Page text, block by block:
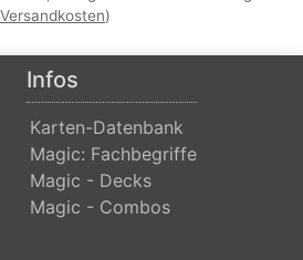
Versandkosten)
Infos
Karten-Datenbank
Magic: Fachbegriffe
Magic - Decks
Magic - Combos